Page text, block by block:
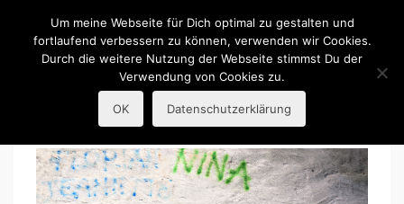
R.Guba
Portraitfotografie
Um meine Webseite für Dich optimal zu gestalten und
fortlaufend verbessern zu können, verwenden wir Cookies.
Durch die weitere Nutzung der Webseite stimmst Du der
Verwendung von Cookies zu.
OK Datenschutzerklärung